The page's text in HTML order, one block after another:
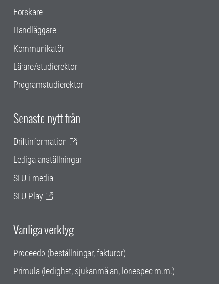
Forskare
Handläggare
Kommunikatör
Lärare/studierektor
Programstudierektor
Senaste nytt från
Driftinformation
Lediga anställningar
SLU i media
SLU Play
Vanliga verktyg
Proceedo (beställningar, fakturor)
Primula (ledighet, sjukanmälan, lönespec m.m.)